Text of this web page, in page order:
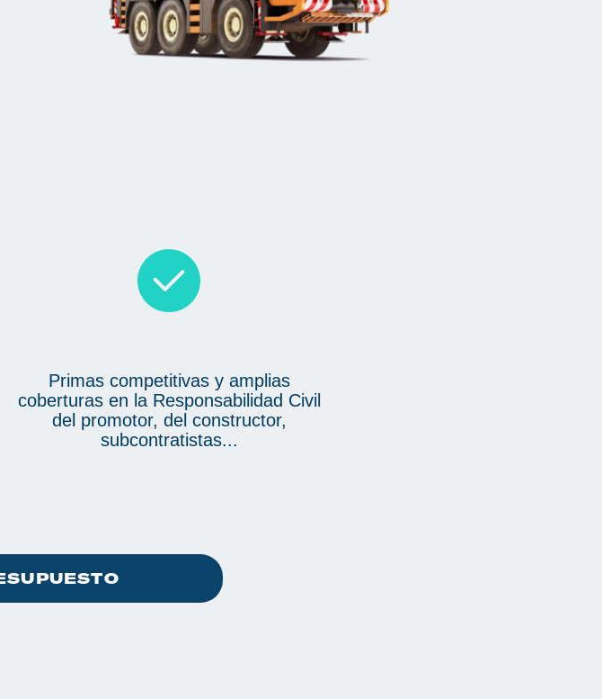
Primas competitivas y amplias
coberturas en la Responsabilidad Civil
del promotor, del constructor,
subcontratistas...